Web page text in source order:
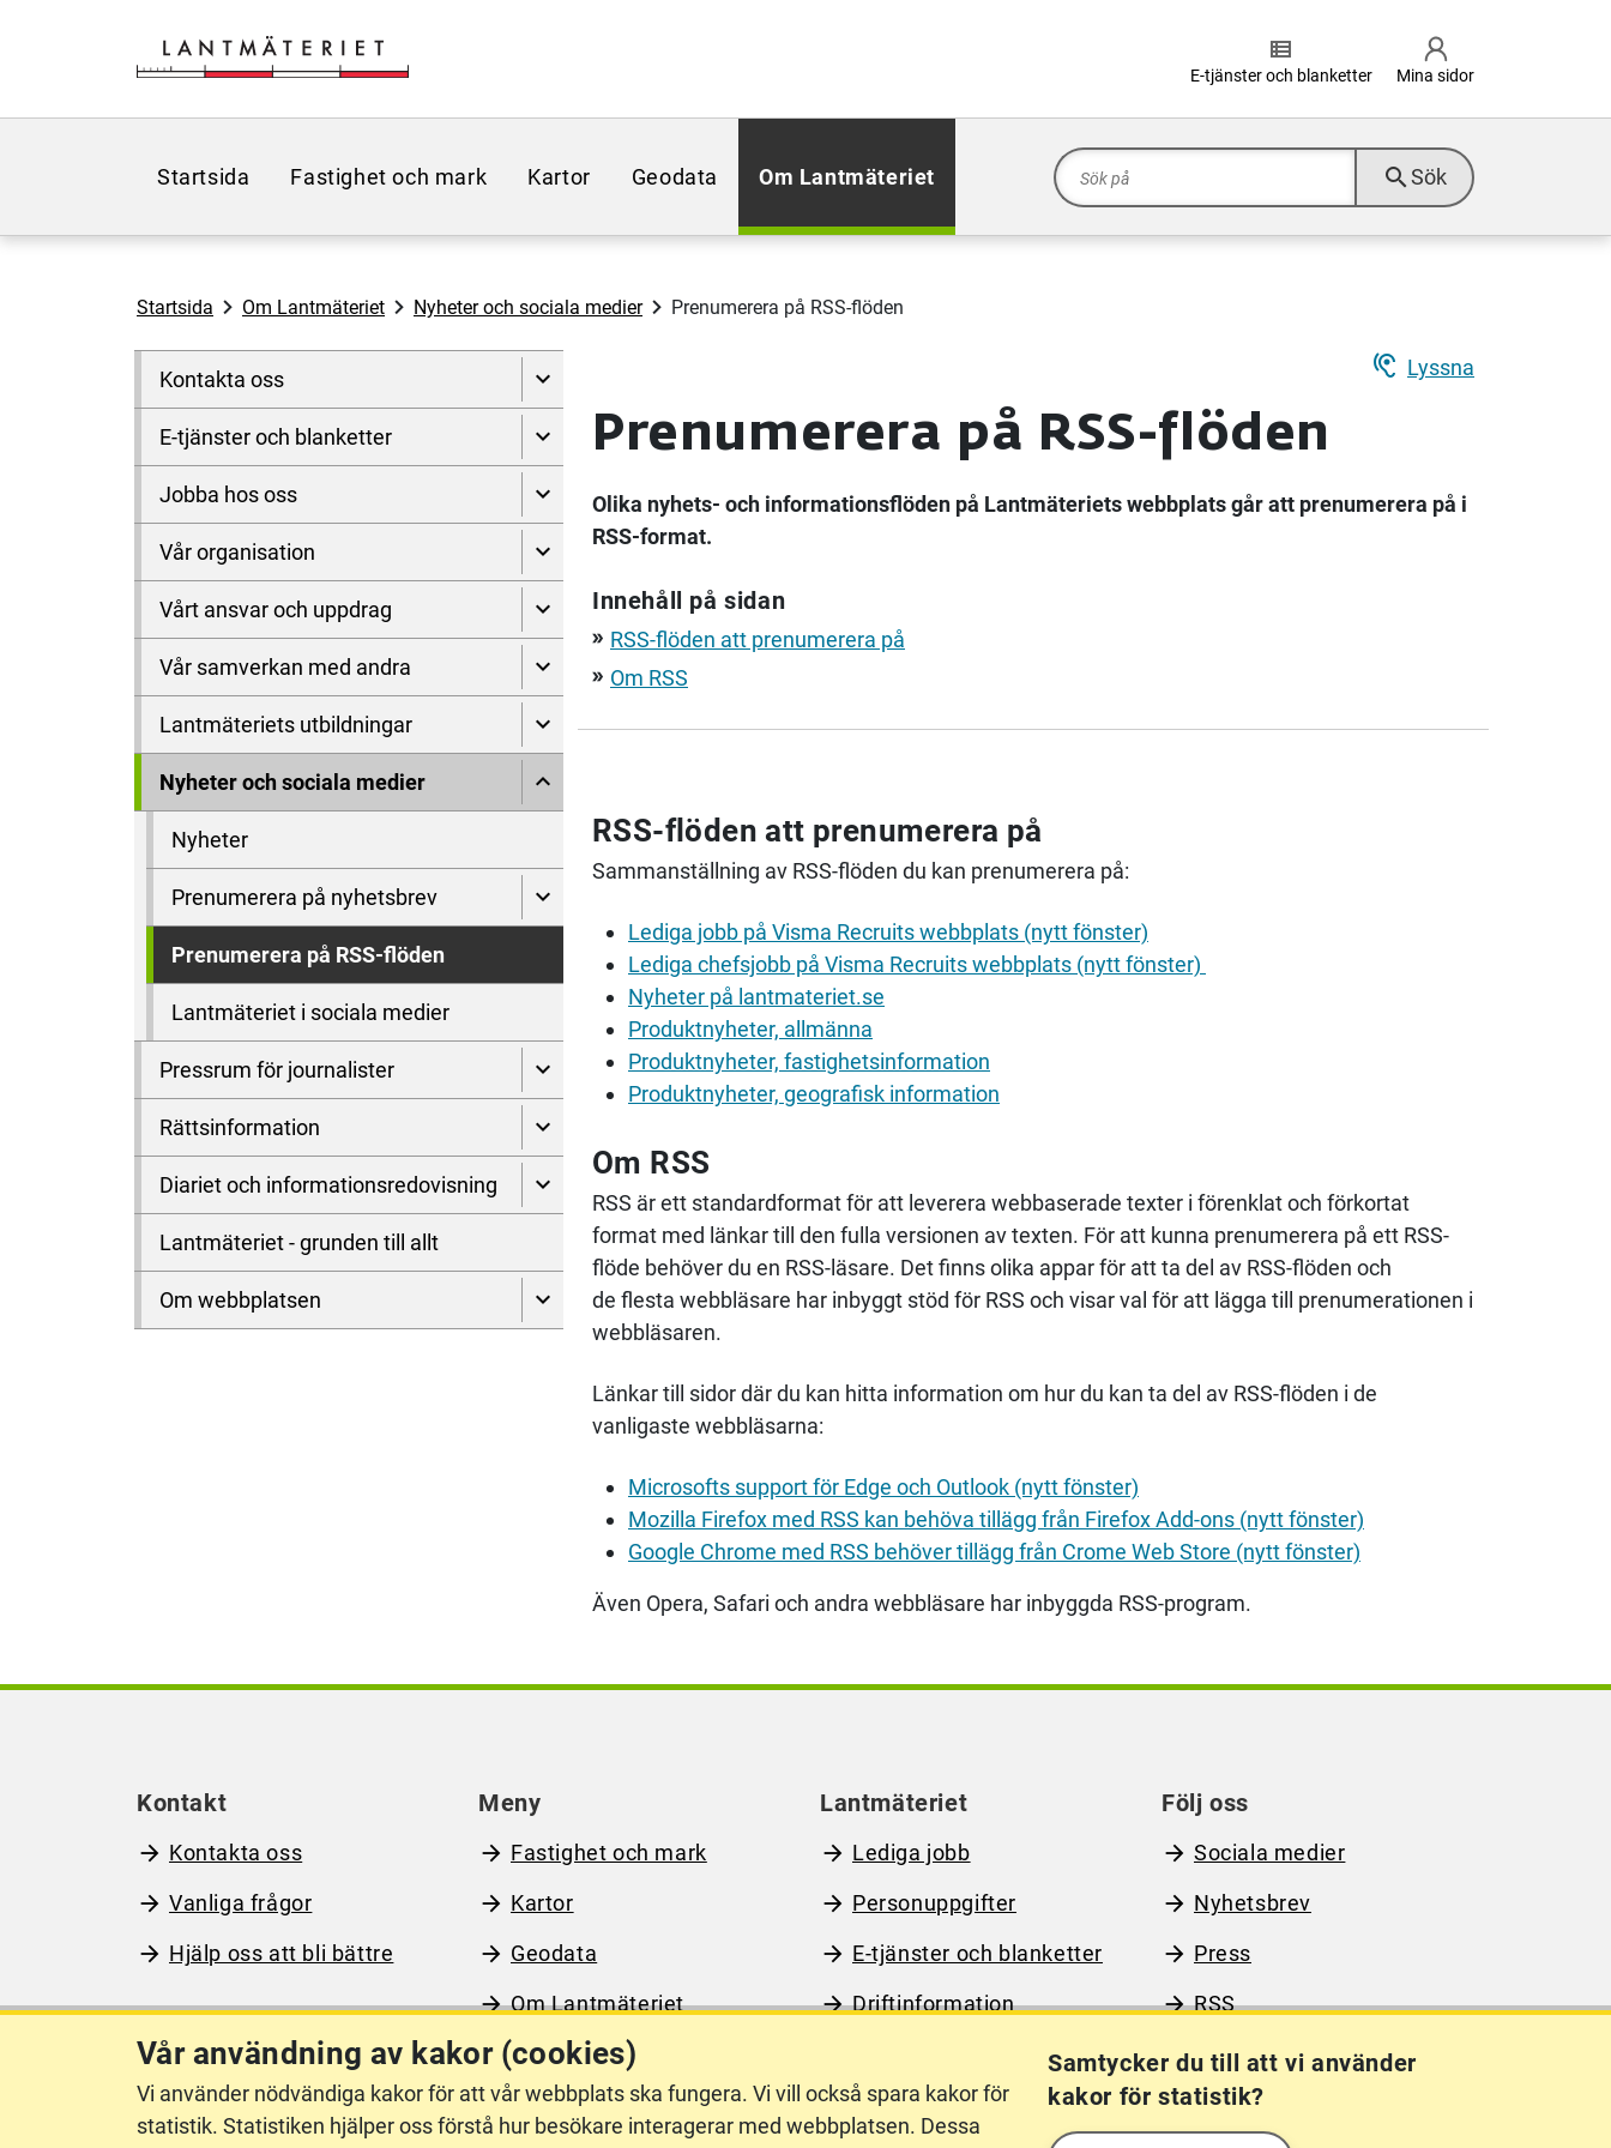
view_list
E-tjänster och blanketter Mina sidor
Startsida Fastighet och mark Kartor Geodata Om Lantmäteriet search Sök
Startsida Om Lantmäteriet Nyheter och sociala medier Prenumerera på RSS-flöden
Kontakta oss
E-tjänster och blanketter
Jobba hos oss
Vår organisation
Vårt ansvar och uppdrag
Vår samverkan med andra
Lantmäteriets utbildningar
Nyheter och sociala medier
Nyheter
Prenumerera på nyhetsbrev
Prenumerera på RSS-flöden
Lantmäteriet i sociala medier
Pressrum för journalister
Rättsinformation
Diariet och informationsredovisning
Lantmäteriet - grunden till allt
Om webbplatsen
hearing Lyssna
Prenumerera på RSS-flöden
Olika nyhets- och informationsflöden på Lantmäteriets webbplats går att prenumerera på i
RSS-format.
Innehåll på sidan
double_arrow RSS-flöden att prenumerera på
double_arrow Om RSS
RSS-flöden att prenumerera på
Sammanställning av RSS-flöden du kan prenumerera på:
Lediga jobb på Visma Recruits webbplats (nytt fönster)
Lediga chefsjobb på Visma Recruits webbplats (nytt fönster)
Nyheter på lantmateriet.se
Produktnyheter, allmänna
Produktnyheter, fastighetsinformation
Produktnyheter, geografisk information
Om RSS
RSS är ett standardformat för att leverera webbaserade texter i förenklat och förkortat
format med länkar till den fulla versionen av texten. För att kunna prenumerera på ett RSS-
flöde behöver du en RSS-läsare. Det finns olika appar för att ta del av RSS-flöden och
de flesta webbläsare har inbyggt stöd för RSS och visar val för att lägga till prenumerationen i
webbläsaren.
Länkar till sidor där du kan hitta information om hur du kan ta del av RSS-flöden i de
vanligaste webbläsarna:
Microsofts support för Edge och Outlook (nytt fönster)
Mozilla Firefox med RSS kan behöva tillägg från Firefox Add-ons (nytt fönster)
Google Chrome med RSS behöver tillägg från Crome Web Store (nytt fönster)
Även Opera, Safari och andra webbläsare har inbyggda RSS-program.
Vår användning av kakor (cookies)
Vi använder nödvändiga kakor för att vår webbplats ska fungera. Vi vill också spara kakor för
statistik. Statistiken hjälper oss förstå hur besökare interagerar med webbplatsen. Dessa
Samtycker du till att vi använder
kakor för statistik?
Kontakt
Kontakta oss
Vanliga frågor
Hjälp oss att bli bättre
Meny
Fastighet och mark
Kartor
Geodata
Om Lantmäteriet
Lantmäteriet
Lediga jobb
Personuppgifter
E-tjänster och blanketter
Driftinformation
Följ oss
Sociala medier
Nyhetsbrev
Press
RSS
Om webbplatsen Tillgänglighet Other languages Kakor (cookies)